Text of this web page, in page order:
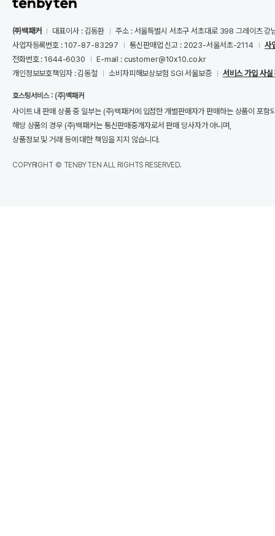
㈜백패커 대표이사 : 김동환
주소 : 서울특별시 서초구 서초대로 398 그레이츠 강
사업자등록번호 : 107-87-83297
통신판매업 신고 : 2023-서울서초-2114
사
전화번호 : 1644-6030
E-mail : customer@10x10.co.kr
개인정보보호책임자 : 김동철
소비자피해보상보험 SGI 서울보증 서비스 가입 사실
호스팅서비스 : (주)백패커
사이트 내 판매 상품 중 일부는 (주)백패커에 입점한 개별판매자가 판매하는 상품이 포함
해당 상품의 경우 (주)백패커는 통신판매중개자로서 판매 당사자가 아니며,
상품정보 및 거래 등에 대한 책임을 지지 않습니다.
COPYRIGHT © TENBYTEN ALL RIGHTS RESERVED.